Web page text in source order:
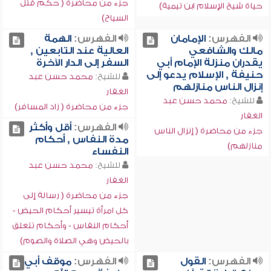
حياة شيخ الإسلام ابن تيمية)
جزء من محاضرة ( حكم قتل
السياح)
الفهرس:الإمامان
مالك والشافعي
يقدران منزلة الإمام أبي
حنيفة , الإسلام يدعو إلى
إنزال الناس منازلهم
للشيخ: محمد حسن عبد
الغفار
جزء من محاضرة ( إنزال الناس
منازلهم)
الفهرس:الهمة
العالية عند التابعين ,
السفر إلى الدار الآخرة
للشيخ: محمد حسن عبد
الغفار
جزء من محاضرة ( زاد المسافر)
الفهرس:أقل وأكثر
مدة النفاس , أحكام
النفساء
للشيخ: محمد حسن عبد
الغفار
جزء من محاضرة ( رسالة إلى
كل امرأة تيسير أحكام الحيض -
أحكام النفاس - وأحكام تتعلق
بالحيض وهي الصلاة والصوم)
الفهرس:القول
الفهرس:موقف أبي